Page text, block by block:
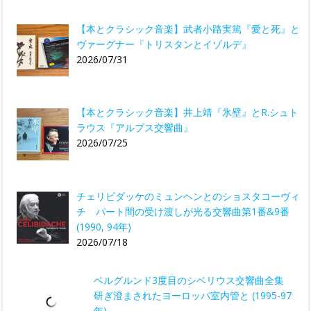
【本とクラシック音楽】武者小路実篤『愛と死』と
ヴァーグナー『トリスタンとイゾルデ』
2026/07/31
【本とクラシック音楽】井上靖『氷壁』とR.シュト
ラウス『アルプス交響曲』
2026/07/25
チェリビダッケのミュンヘンとのショスタコーヴィ
チ パート間の受け渡しが光る交響曲第1番&9番
(1990, 94年)
2026/07/18
ベルグルンド3度目のシベリウス交響曲全集
研ぎ澄まされたヨーロッパ室内管と (1995-97